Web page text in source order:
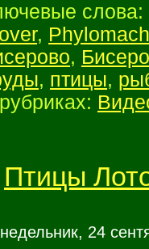
слова:
,
,
, птицы,
Птицы
24